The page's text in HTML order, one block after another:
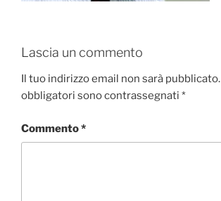
Lascia un commento
Il tuo indirizzo email non sarà pubblicato.
obbligatori sono contrassegnati *
Commento*